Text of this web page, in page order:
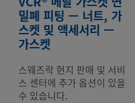
밀폐 피팅 — 너트, 가
스켓 및 액세서리 —
가스켓
스웨즈락 현지 판매 및 서비
스 센터에 추가 옵션이 있을
수 있습니다.